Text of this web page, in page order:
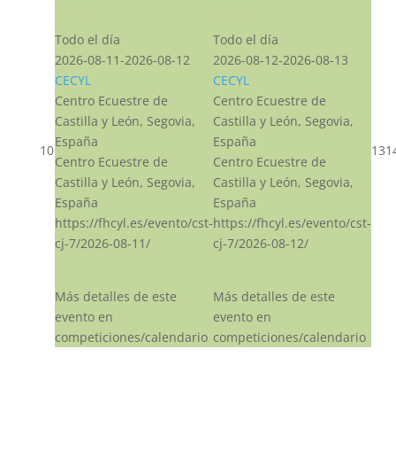
10
Todo el día
2026-08-11-2026-08-12
CECYL
Centro Ecuestre de
Castilla y León, Segovia,
España
Centro Ecuestre de
Castilla y León, Segovia,
España
https://fhcyl.es/evento/cst-
cj-7/2026-08-11/
Más detalles de este
evento en
competiciones/calendario
Todo el día
2026-08-12-2026-08-13
CECYL
Centro Ecuestre de
Castilla y León, Segovia,
España
Centro Ecuestre de
Castilla y León, Segovia,
España
https://fhcyl.es/evento/cst-
cj-7/2026-08-12/
Más detalles de este
evento en
competiciones/calendario
13